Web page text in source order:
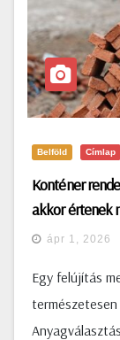
Belföld Címlap
Konténer
akkor értenek
ápr 1, 2026
Egy felújítás